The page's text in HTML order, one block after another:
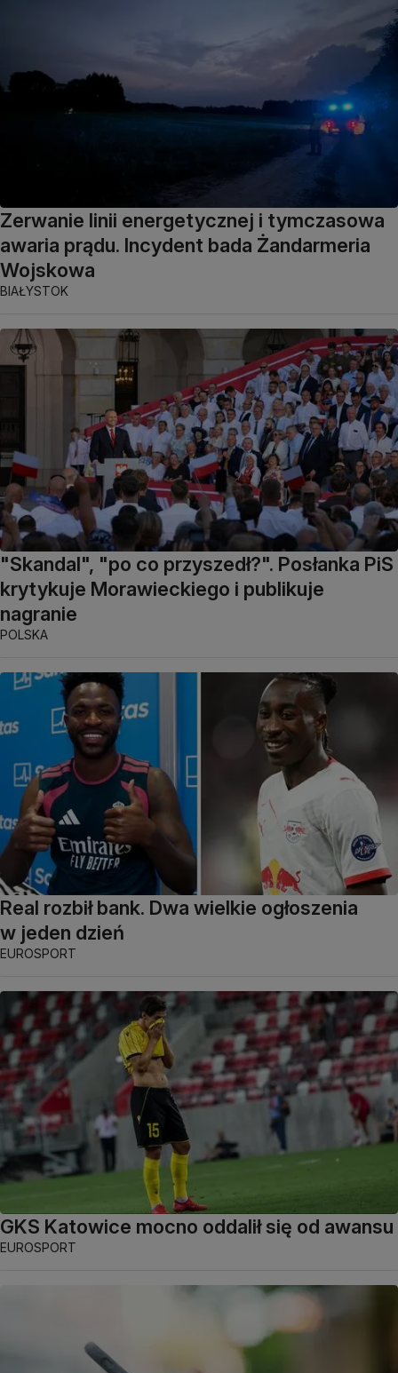
Zerwanie linii energetycznej i tymczasowa
awaria prądu. Incydent bada Żandarmeria
Wojskowa
BIAŁYSTOK
"Skandal", "po co przyszedł?". Posłanka PiS
krytykuje Morawieckiego i publikuje
nagranie
POLSKA
Real rozbił bank. Dwa wielkie ogłoszenia
w jeden dzień
EUROSPORT
GKS Katowice mocno oddalił się od awansu
EUROSPORT